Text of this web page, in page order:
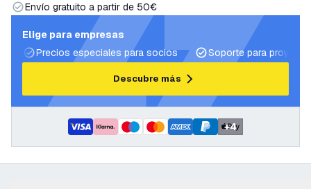
Envío gratuito a partir de 50€
Elige para empresas
Precios especiales para socios
Soporte para
Descubre más
+4